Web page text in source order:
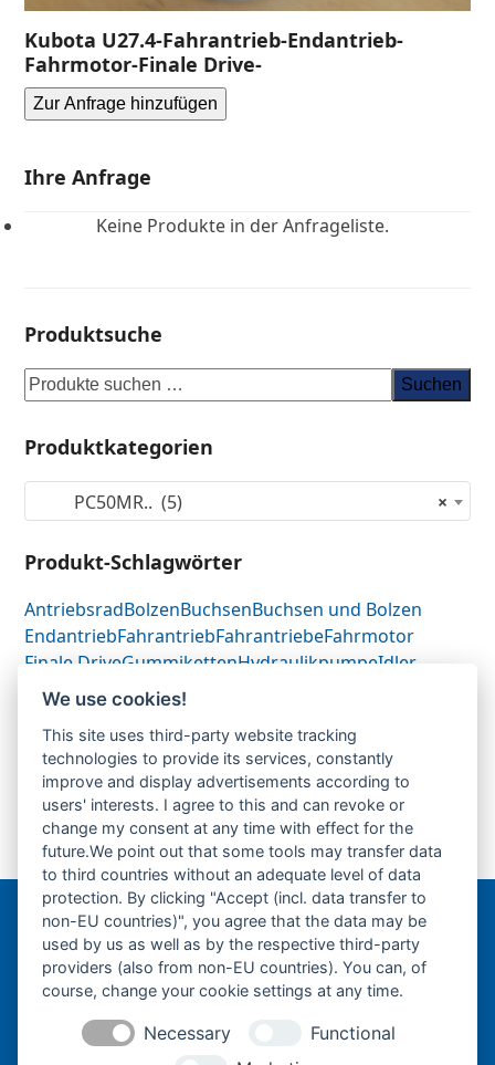
Kubota U27.4-Fahrantrieb-Endantrieb-
Fahrmotor-Finale Drive-
Zur Anfrage hinzufügen
Ihre Anfrage
Keine Produkte in der Anfrageliste.
Produktsuche
Suchen
Produktkategorien
×
PC50MR.. (5)
Produkt-Schlagwörter
AntriebsradBolzenBuchsenBuchsen und Bolzen
EndantriebFahrantriebFahrantriebeFahrmotor
Finale DriveGummikettenHydraulikpumpeIdler
Laufrolle LeitradNachi
previous
post:
Komatsu PC50MR.1-
Fahrantrieb-
Endantrieb-Finale
Drive-
next
post:
Komatsu PC50UU.1-
Fahrantrieb-
Endantrieb-Finale
Drive-
Bergmann Baumatec
Watzmannstraße 1
84547 Emmerting
We use cookies!
This site uses third-party website tracking
technologies to provide its services, constantly
improve and display advertisements according to
users' interests. I agree to this and can revoke or
change my consent at any time with effect for the
future.We point out that some tools may transfer data
to third countries without an adequate level of data
protection. By clicking "Accept (incl. data transfer to
non-EU countries)", you agree that the data may be
used by us as well as by the respective third-party
providers (also from non-EU countries). You can, of
course, change your cookie settings at any time.
Necessary
Functional